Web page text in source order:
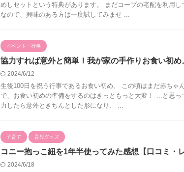
めしセットという特典があります。 まだコープの宅配を利用し
なので、興味のある方は一度試してみませ ...
イベント・行事
協力すれば意外と簡単！我が家の手作りお食い初め
2024/6/12
生後100日を祝う行事であるお食い初め。 この頃はまだ赤ちゃ
で、お食い初めの準備をするのはきっともっと大変！ …と思っ
力したら意外ときちんとした形になり、 ...
子育て 育児グッズ
コニー抱っこ紐を1年半使ってみた感想【口コミ・
2024/6/18